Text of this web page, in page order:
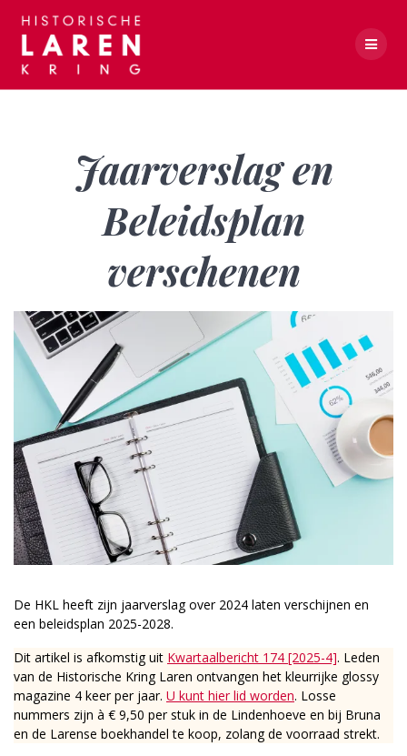
Jaarverslag en
Beleidsplan
verschenen
De HKL heeft zijn jaarverslag over 2024 laten verschijnen en
een beleidsplan 2025-2028.
Dit artikel is afkomstig uit Kwartaalbericht 174 [2025-4]. Leden
van de Historische Kring Laren ontvangen het kleurrijke glossy
magazine 4 keer per jaar. U kunt hier lid worden. Losse
nummers zijn à € 9,50 per stuk in de Lindenhoeve en bij Bruna
en de Larense boekhandel te koop, zolang de voorraad strekt.